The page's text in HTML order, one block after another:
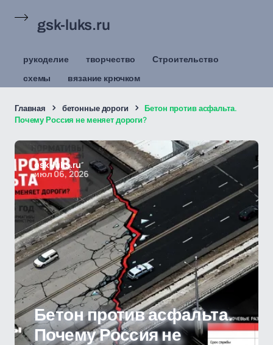
gsk-luks.ru
рукоделие творчество
Строительство
схемы
вязание крючком
Главная бетонные дороги
Бетон против асфальта.
Почему Россия не меняет дороги?
gsk-luks.ru
июл 06, 2026
Бетон против асфальта.
Почему Россия не